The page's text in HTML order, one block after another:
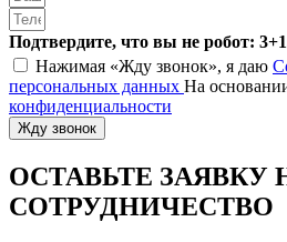
Подтвердите, что вы не робот:
Нажимая «Жду звонок», я даю
персональных данных На
конфиденциальности
Жду звонок
ОСТАВЬТЕ ЗАЯВКУ
СОТРУДНИЧЕСТВО